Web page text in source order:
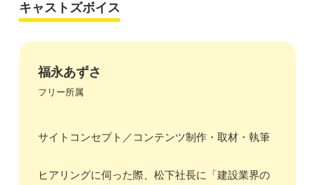
キャストズボイス
福永あずさ
フリー所属
サイトコンセプト／コンテンツ制作・取材・執筆
ヒアリングに伺った際、松下社長に「建設業界の